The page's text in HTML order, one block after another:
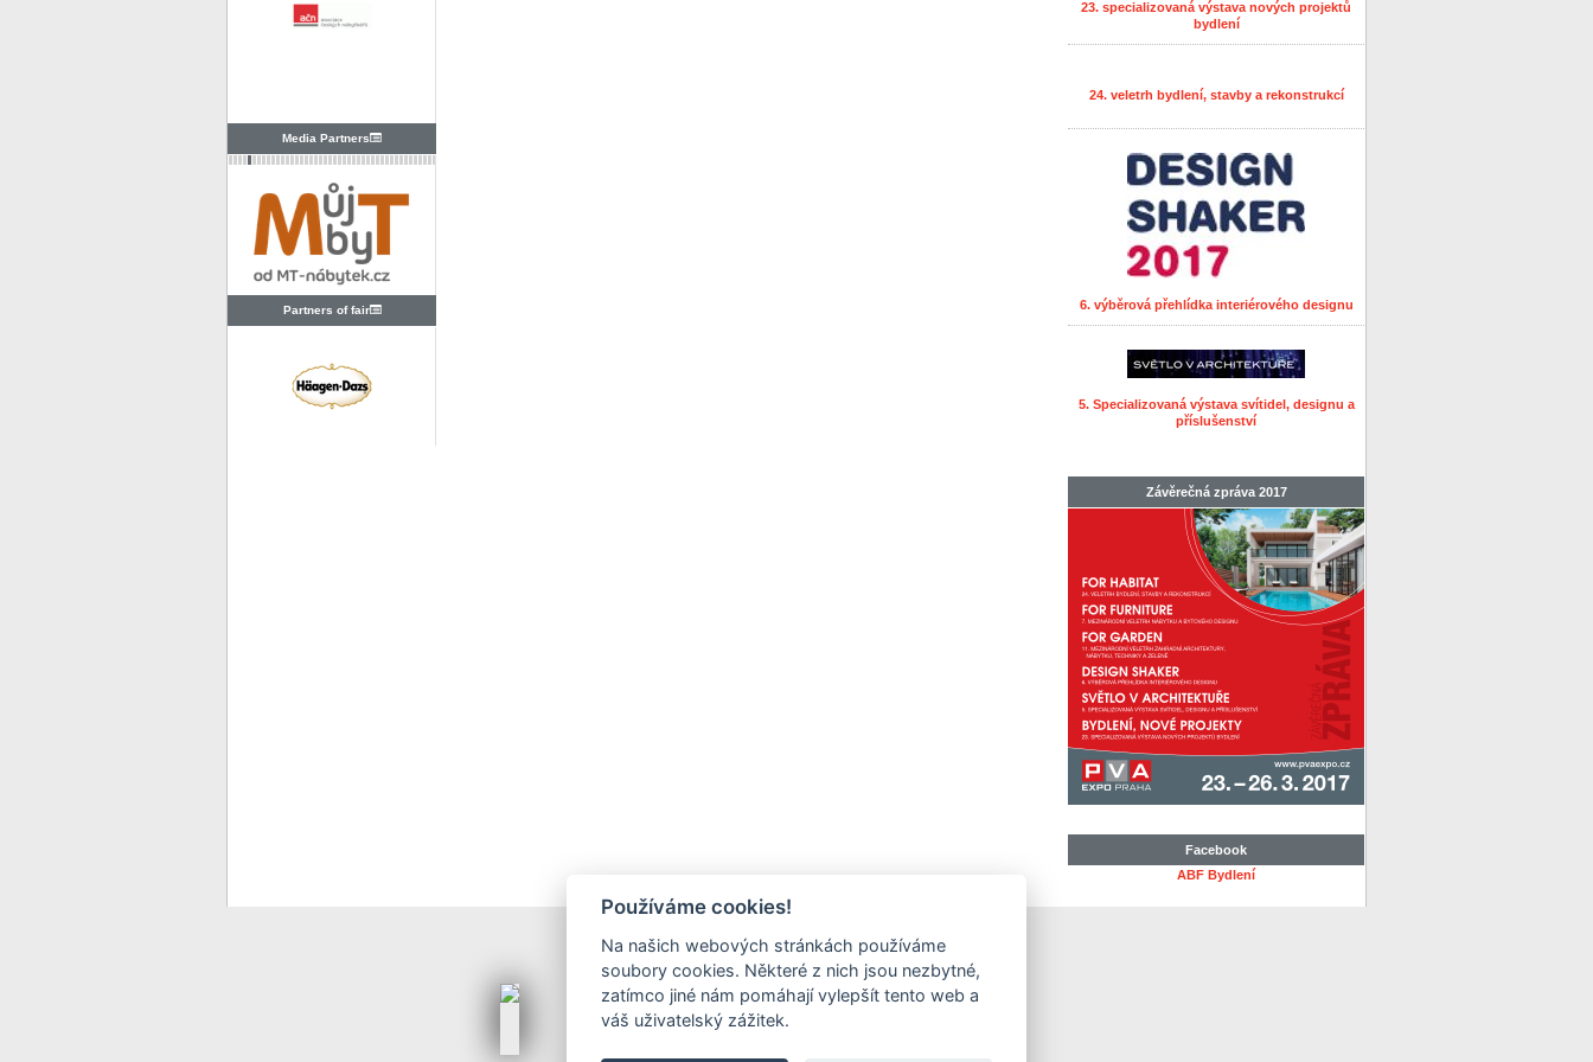
Media Partners
Partners of fair
23. specializovaná výstava nových projektů
bydlení
24. veletrh bydlení, stavby a rekonstrukcí
6. výběrová přehlídka interiérového designu
5. Specializovaná výstava svítidel, designu a
příslušenství
Závěrečná zpráva 2017
Facebook
ABF Bydlení
Ukázat všechny reklamy
Používáme cookies!
Na našich webových stránkách používáme
soubory cookies. Některé z nich jsou nezbytné,
zatímco jiné nám pomáhají vylepšít tento web a
váš uživatelský zážitek.